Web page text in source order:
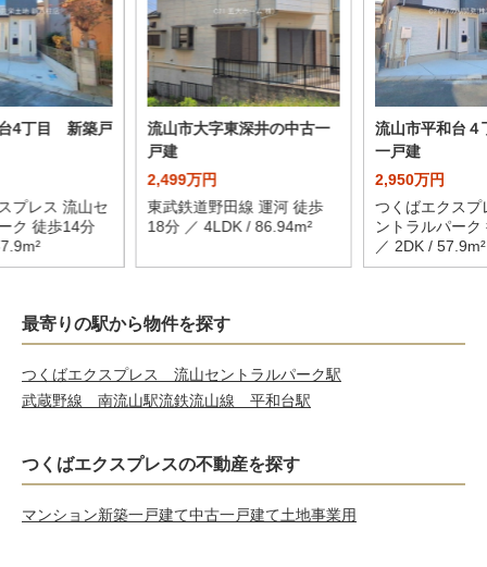
4丁目 新築戸
プレス 流山セ
ク 徒歩14分
流山市大字東深井の中古一
戸建
2,499万円
東武鉄道野田線 運河 徒歩
18分 ／ 4LDK / 86.94m²
流山市平和台４
一戸建
2,950万円
つくばエクスプ
ントラルパーク
／ 2DK / 57.9m²
最寄りの駅から物件を探す
つくばエクスプレス 流山セントラルパーク駅
武蔵野線 南流山駅流鉄流山線 平和台駅
つくばエクスプレスの不動産を探す
マンション新築一戸建て中古一戸建て土地事業用